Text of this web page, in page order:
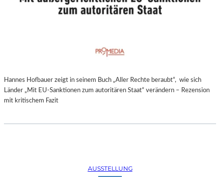
Hannes Hofbauer zeigt in seinem Buch „Aller Rechte beraubt“, wie sich
Länder „Mit EU-Sanktionen zum autoritären Staat“ verändern – Rezension
mit kritischem Fazit
AUSSTELLUNG